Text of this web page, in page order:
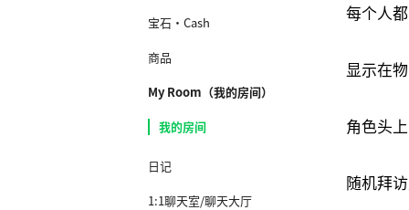
宝石·Cash
商品
My Room（我的房间）
我的房间
日记
1:1聊天室/聊天大厅
每个人
显示在
角色头
随机拜